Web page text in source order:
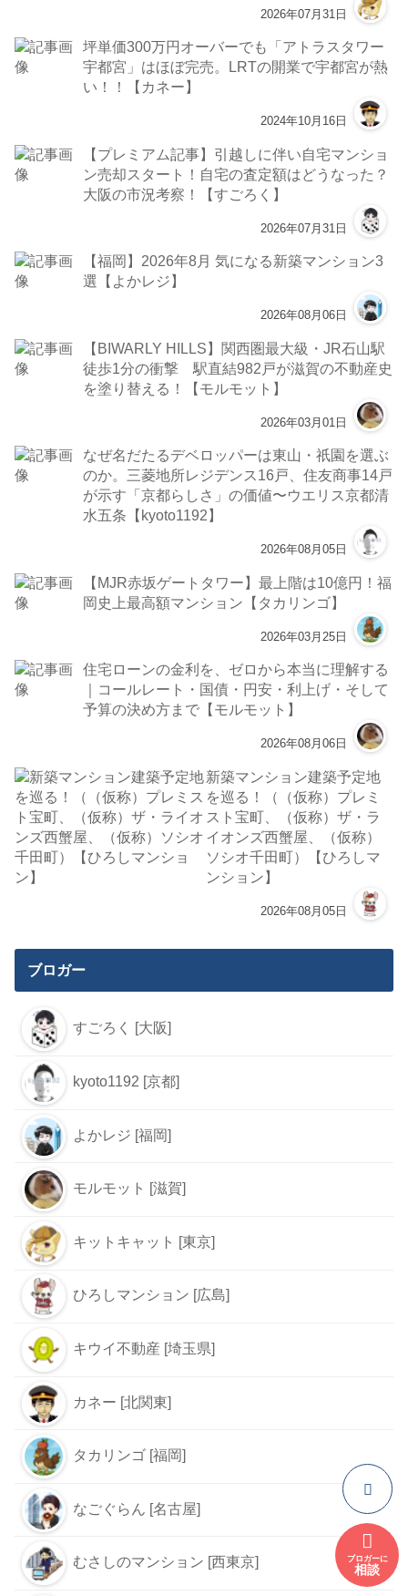
2026年07月31日
坪単価300万円オーバーでも「アトラスタワー
宇都宮」はほぼ完売。LRTの開業で宇都宮が熱
い！！【カネー】
2024年10月16日
【プレミアム記事】引越しに伴い自宅マンショ
ン売却スタート！自宅の査定額はどうなった？
大阪の市況考察！【すごろく】
2026年07月31日
【福岡】2026年8月 気になる新築マンション3
選【よかレジ】
2026年08月06日
【BIWARLY HILLS】関西圏最大級・JR石山駅
徒歩1分の衝撃 駅直結982戸が滋賀の不動産史
を塗り替える！【モルモット】
2026年03月01日
なぜ名だたるデベロッパーは東山・祇園を選ぶ
のか。三菱地所レジデンス16戸、住友商事14戸
が示す「京都らしさ」の価値〜ウエリス京都清
水五条【kyoto1192】
2026年08月05日
【MJR赤坂ゲートタワー】最上階は10億円！福
岡史上最高額マンション【タカリンゴ】
2026年03月25日
住宅ローンの金利を、ゼロから本当に理解する
｜コールレート・国債・円安・利上げ・そして
予算の決め方まで【モルモット】
2026年08月06日
新築マンション建築予定地
を巡る！（（仮称）プレミ
スト宝町、（仮称）ザ・ラ
イオンズ西蟹屋、（仮称）
ソシオ千田町）【ひろしマ
ンション】
2026年08月05日
ブロガー
すごろく [大阪]
kyoto1192 [京都]
よかレジ [福岡]
モルモット [滋賀]
キットキャット [東京]
ひろしマンション [広島]
キウイ不動産 [埼玉県]
カネー [北関東]
タカリンゴ [福岡]
なごぐらん [名古屋]
むさしのマンション [西東京] ブロガーに
相談